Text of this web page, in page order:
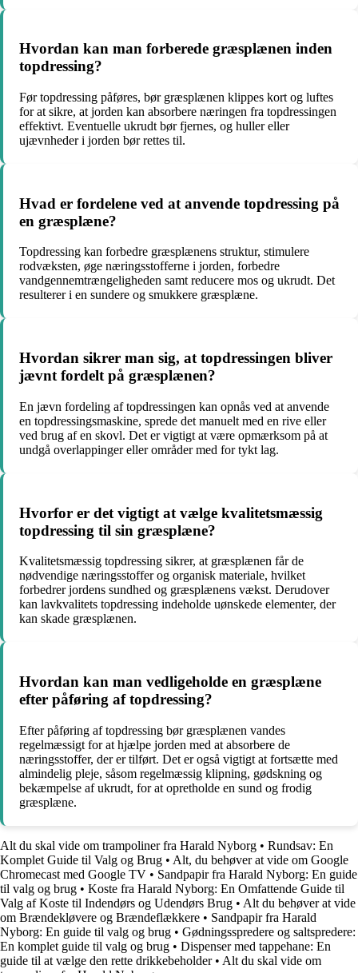
Hvordan kan man forberede græsplænen inden
topdressing?
Før topdressing påføres, bør græsplænen klippes kort og luftes
for at sikre, at jorden kan absorbere næringen fra topdressingen
effektivt. Eventuelle ukrudt bør fjernes, og huller eller
ujævnheder i jorden bør rettes til.
Hvad er fordelene ved at anvende topdressing på
en græsplæne?
Topdressing kan forbedre græsplænens struktur, stimulere
rodvæksten, øge næringsstofferne i jorden, forbedre
vandgennemtrængeligheden samt reducere mos og ukrudt. Det
resulterer i en sundere og smukkere græsplæne.
Hvordan sikrer man sig, at topdressingen bliver
jævnt fordelt på græsplænen?
En jævn fordeling af topdressingen kan opnås ved at anvende
en topdressingsmaskine, sprede det manuelt med en rive eller
ved brug af en skovl. Det er vigtigt at være opmærksom på at
undgå overlappinger eller områder med for tykt lag.
Hvorfor er det vigtigt at vælge kvalitetsmæssig
topdressing til sin græsplæne?
Kvalitetsmæssig topdressing sikrer, at græsplænen får de
nødvendige næringsstoffer og organisk materiale, hvilket
forbedrer jordens sundhed og græsplænens vækst. Derudover
kan lavkvalitets topdressing indeholde uønskede elementer, der
kan skade græsplænen.
Hvordan kan man vedligeholde en græsplæne
efter påføring af topdressing?
Efter påføring af topdressing bør græsplænen vandes
regelmæssigt for at hjælpe jorden med at absorbere de
næringsstoffer, der er tilført. Det er også vigtigt at fortsætte med
almindelig pleje, såsom regelmæssig klipning, gødskning og
bekæmpelse af ukrudt, for at opretholde en sund og frodig
græsplæne.
Alt du skal vide om trampoliner fra Harald Nyborg • Rundsav: En
Komplet Guide til Valg og Brug • Alt, du behøver at vide om Google
Chromecast med Google TV • Sandpapir fra Harald Nyborg: En guide
til valg og brug • Koste fra Harald Nyborg: En Omfattende Guide til
Valg af Koste til Indendørs og Udendørs Brug • Alt du behøver at vide
om Brændekløvere og Brændeflækkere • Sandpapir fra Harald
Nyborg: En guide til valg og brug • Gødningsspredere og saltspredere:
En komplet guide til valg og brug • Dispenser med tappehane: En
guide til at vælge den rette drikkebeholder• Alt du skal vide om